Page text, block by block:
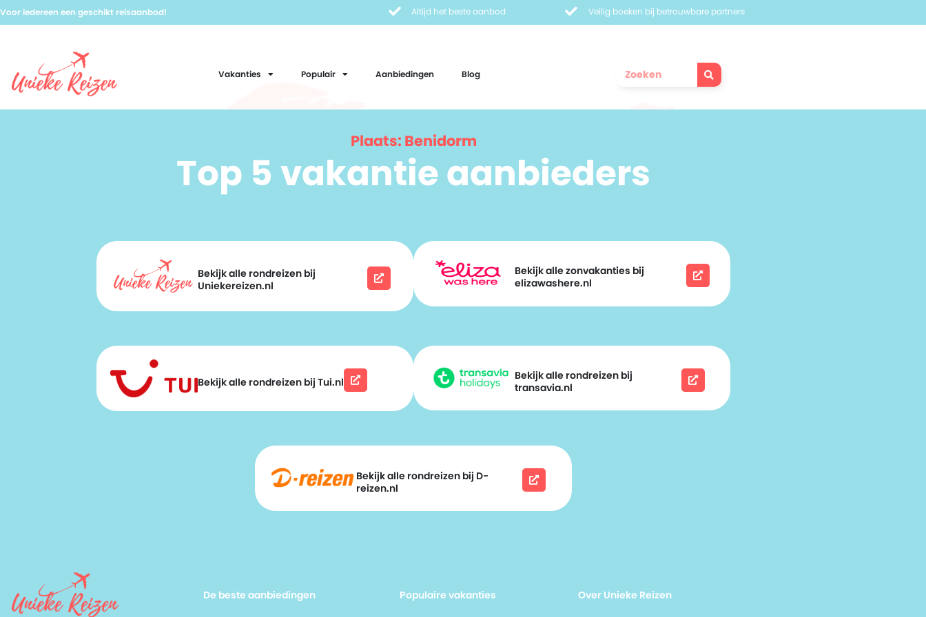
Voor iedereen een geschikt reisaanbod! Altijd het beste aanbod Veilig boeken bij betrouwbare partners
Vakanties Populair Aanbiedingen Blog
Plaats: Benidorm
Top 5 vakantie aanbieders
Bekijk alle rondreizen bij
Uniekereizen.nl
Bekijk alle zonvakanties bij
elizawashere.nl
Bekijk alle rondreizen bij Tui.nl
Bekijk alle rondreizen bij
transavia.nl
Bekijk alle rondreizen bij D-
reizen.nl
De beste aanbiedingen Populaire vakanties Over Unieke Reizen